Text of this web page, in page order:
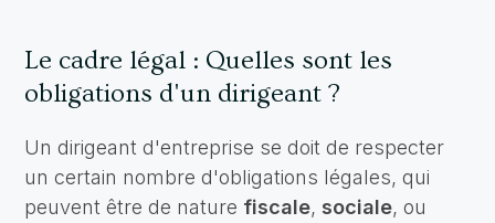
Le cadre légal : Quelles sont les
obligations d'un dirigeant ?
Un dirigeant d'entreprise se doit de respecter
un certain nombre d'obligations légales, qui
peuvent être de nature fiscale, sociale, ou